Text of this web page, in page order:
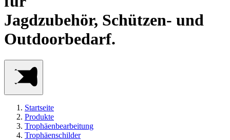
Jagdzubehör, Schützen- und
Outdoorbedarf.
Startseite
Produkte
Trophäenbearbeitung
Trophäenschilder